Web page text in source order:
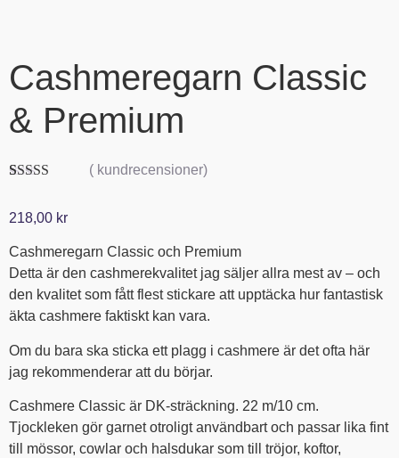
Cashmeregarn Classic
& Premium
baserat på
( kundrecensioner)
218,00 kr
Cashmeregarn Classic och Premium
Detta är den cashmerekvalitet jag säljer allra mest av – och
den kvalitet som fått flest stickare att upptäcka hur fantastisk
äkta cashmere faktiskt kan vara.
Om du bara ska sticka ett plagg i cashmere är det ofta här
jag rekommenderar att du börjar.
Cashmere Classic är DK-sträckning. 22 m/10 cm.
Tjockleken gör garnet otroligt användbart och passar lika fint
till mössor, cowlar och halsdukar som till tröjor, koftor,